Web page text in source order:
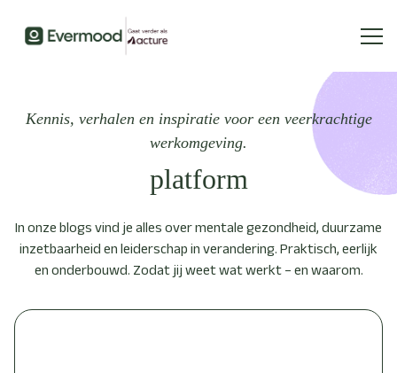
Kennis, verhalen en inspiratie voor een veerkrachtige
werkomgeving.
platform
In onze blogs vind je alles over mentale gezondheid, duurzame
inzetbaarheid en leiderschap in verandering. Praktisch, eerlijk
en onderbouwd. Zodat jij weet wat werkt – en waarom.